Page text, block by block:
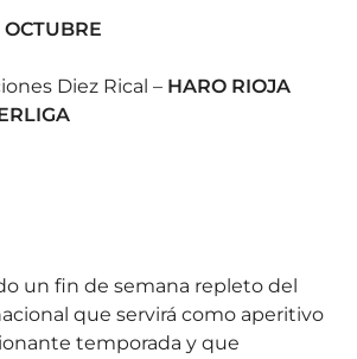
Diez Rical – HARO RIOJA
un fin de semana repleto del
que servirá como aperitivo
temporada y que